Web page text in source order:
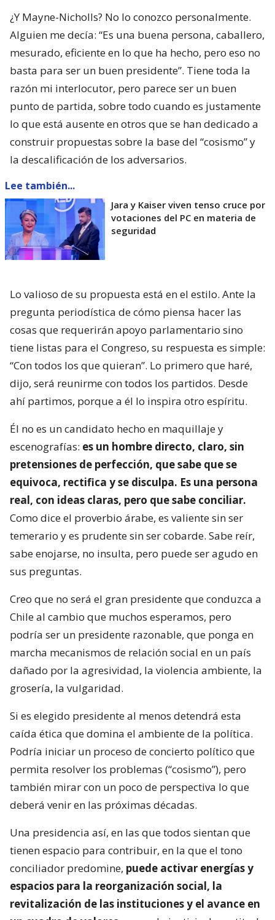
¿Y Mayne-Nicholls? No lo conozco personalmente.
Alguien me decía: “Es una buena persona, caballero,
mesurado, eficiente en lo que ha hecho, pero eso no
basta para ser un buen presidente”. Tiene toda la
razón mi interlocutor, pero parece ser un buen
punto de partida, sobre todo cuando es justamente
lo que está ausente en otros que se han dedicado a
construir propuestas sobre la base del “cosismo” y
la descalificación de los adversarios.
Lee también...
Jara y Kaiser viven tenso cruce por
votaciones del PC en materia de
seguridad
Lo valioso de su propuesta está en el estilo. Ante la
pregunta periodística de cómo piensa hacer las
cosas que requerirán apoyo parlamentario sino
tiene listas para el Congreso, su respuesta es simple:
“Con todos los que quieran”. Lo primero que haré,
dijo, será reunirme con todos los partidos. Desde
ahí partimos, porque a él lo inspira otro espíritu.
Él no es un candidato hecho en maquillaje y
escenografías: es un hombre directo, claro, sin
pretensiones de perfección, que sabe que se
equivoca, rectifica y se disculpa. Es una persona
real, con ideas claras, pero que sabe conciliar.
Como dice el proverbio árabe, es valiente sin ser
temerario y es prudente sin ser cobarde. Sabe reír,
sabe enojarse, no insulta, pero puede ser agudo en
sus preguntas.
Creo que no será el gran presidente que conduzca a
Chile al cambio que muchos esperamos, pero
podría ser un presidente razonable, que ponga en
marcha mecanismos de relación social en un país
dañado por la agresividad, la violencia ambiente, la
grosería, la vulgaridad.
Si es elegido presidente al menos detendrá esta
caída ética que domina el ambiente de la política.
Podría iniciar un proceso de concierto político que
permita resolver los problemas (“cosismo”), pero
también mirar con un poco de perspectiva lo que
deberá venir en las próximas décadas.
Una presidencia así, en las que todos sientan que
tienen espacio para contribuir, en la que el tono
conciliador predomine, puede activar energías y
espacios para la reorganización social, la
revitalización de las instituciones y el avance en